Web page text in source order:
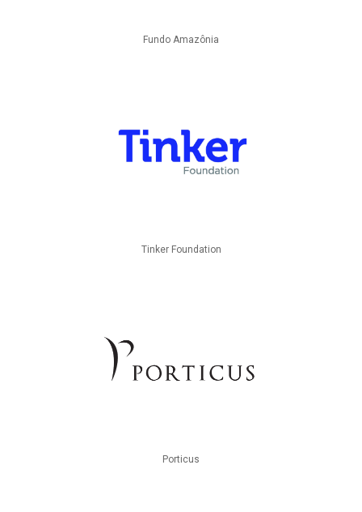
Fundo Amazônia
Tinker Foundation
Porticus